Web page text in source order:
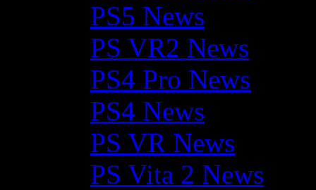
PS5 News
PS VR2 News
PS4 Pro News
PS4 News
PS VR News
PS Vita 2 News